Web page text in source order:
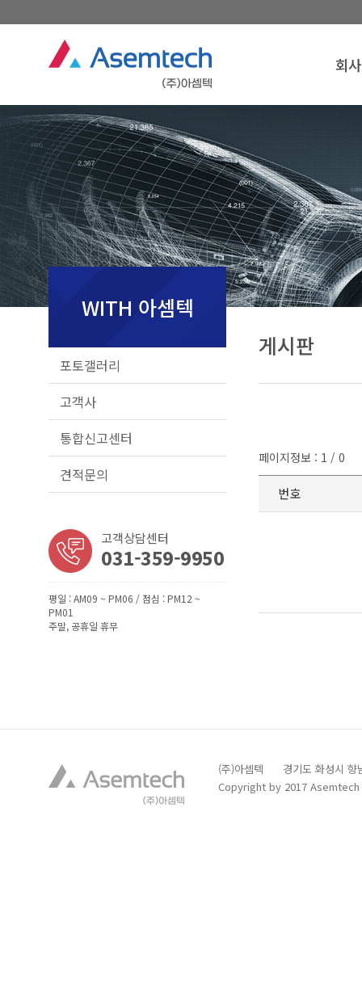
회
조
찾아
회
WITH 아셈텍
포토갤러리
고객사
통합신고센터
견적문의
고객상담센터
031-359-9950
평일 : AM09 ~ PM06 / 점심 : PM12 ~
PM01
주말, 공휴일 휴무
게시판
페이지정보 : 1 / 0
번호
(주)아셈텍 경기도 화성시
Copyright by 2017